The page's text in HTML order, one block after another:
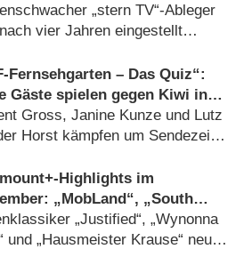
„stern TV“-Ableger
vier Jahren eingestellt
Fernsehgarten – Das Quiz“:
Gäste spielen gegen Kiwi in
am 9. August 2026
Gross, Janine Kunze und Lutz
Horst kämpfen um Sendezeit
Highlights im
„MobLand“, „South
„FBI“, „DOC“ und
„Justified“, „Wynonna
und „Hausmeister Krause“ neu